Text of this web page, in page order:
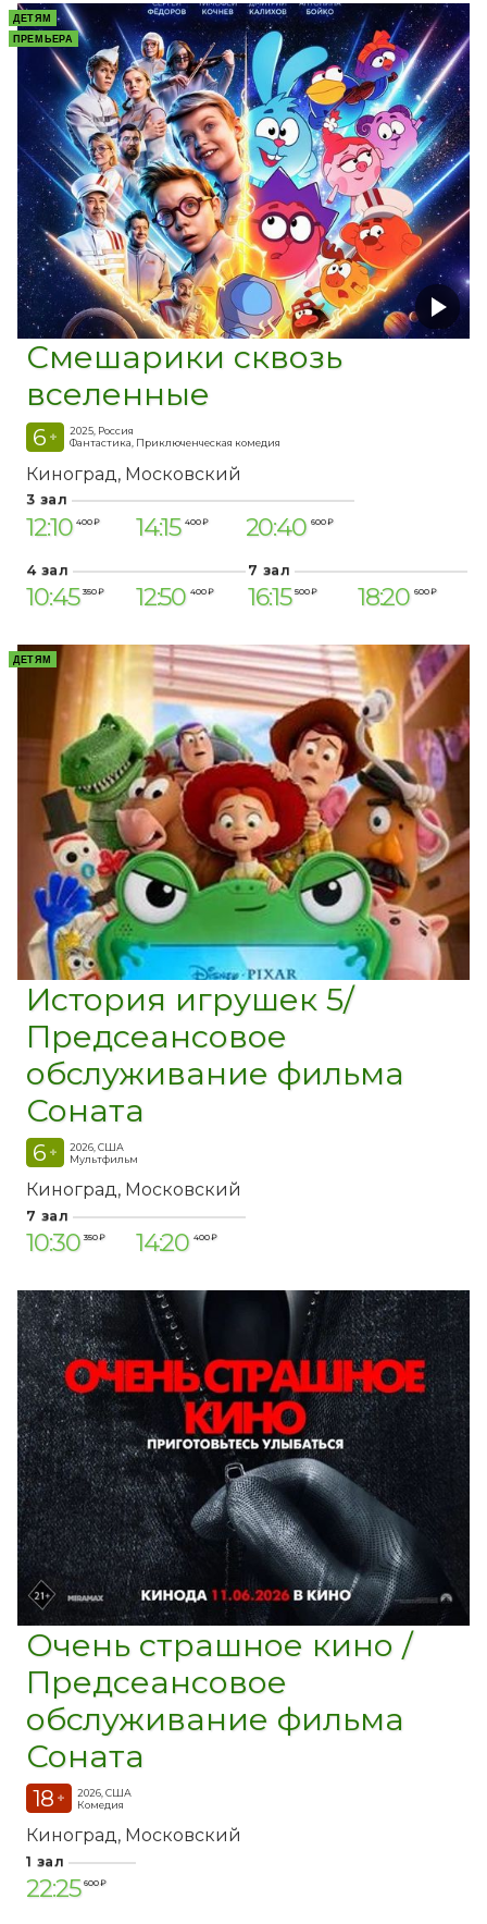
ДЕТЯМ
ПРЕМЬЕРА
Смешарики сквозь
вселенные
6 +
2025, Россия
Фантастика, Приключенческая комедия
Киноград Московский
3 зал
12:10 400 ₽ 14:15 400 ₽ 20:40 600 ₽
4 зал
10:45 350 ₽ 12:50 400 ₽
7 зал
16:15 500 ₽ 18:20 600 ₽
ДЕТЯМ
История игрушек 5/
Предсеансовое
обслуживание фильма
Соната
6 +
2026, США
Мультфильм
Киноград Московский
7 зал
10:30 350 ₽ 14:20 400 ₽
Очень страшное кино /
Предсеансовое
обслуживание фильма
Соната
18 +
2026, США
Комедия
Киноград Московский
1 зал
22:25 600 ₽